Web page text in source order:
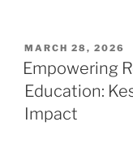
POSTED
ON
MARCH 28, 2026
Empowering
Education:
Impact